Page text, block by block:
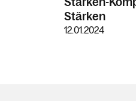
Stärken
12.01.2024